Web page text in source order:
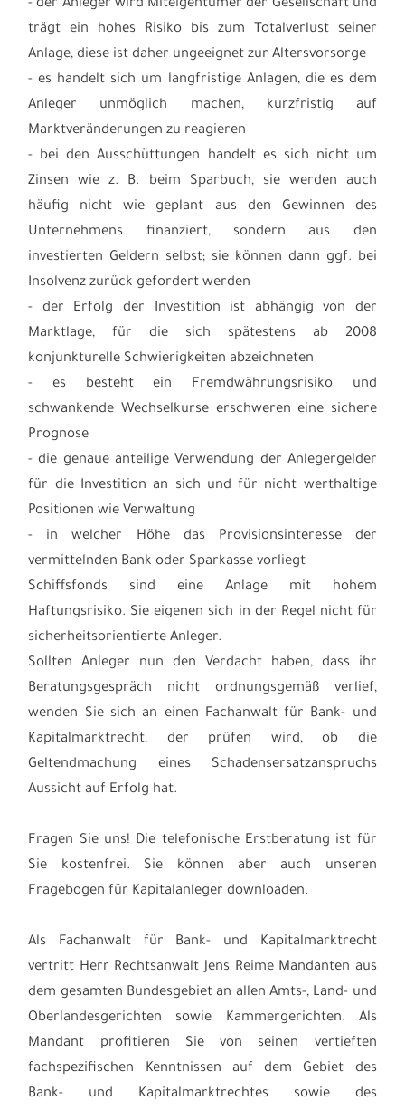
- der Anleger wird Miteigentümer der Gesellschaft und
trägt ein hohes Risiko bis zum Totalverlust seiner
Anlage, diese ist daher ungeeignet zur Altersvorsorge
- es handelt sich um langfristige Anlagen, die es dem
Anleger unmöglich machen, kurzfristig auf
Marktveränderungen zu reagieren
- bei den Ausschüttungen handelt es sich nicht um
Zinsen wie z. B. beim Sparbuch, sie werden auch
häufig nicht wie geplant aus den Gewinnen des
Unternehmens finanziert, sondern aus den
investierten Geldern selbst; sie können dann ggf. bei
Insolvenz zurück gefordert werden
- der Erfolg der Investition ist abhängig von der
Marktlage, für die sich spätestens ab 2008
konjunkturelle Schwierigkeiten abzeichneten
- es besteht ein Fremdwährungsrisiko und
schwankende Wechselkurse erschweren eine sichere
Prognose
- die genaue anteilige Verwendung der Anlegergelder
für die Investition an sich und für nicht werthaltige
Positionen wie Verwaltung
- in welcher Höhe das Provisionsinteresse der
vermittelnden Bank oder Sparkasse vorliegt
Schiffsfonds sind eine Anlage mit hohem
Haftungsrisiko. Sie eigenen sich in der Regel nicht für
sicherheitsorientierte Anleger.
Sollten Anleger nun den Verdacht haben, dass ihr
Beratungsgespräch nicht ordnungsgemäß verlief,
wenden Sie sich an einen Fachanwalt für Bank- und
Kapitalmarktrecht, der prüfen wird, ob die
Geltendmachung eines Schadensersatzanspruchs
Aussicht auf Erfolg hat.
Fragen Sie uns! Die telefonische Erstberatung ist für
Sie kostenfrei. Sie können aber auch unseren
Fragebogen für Kapitalanleger downloaden.
Als Fachanwalt für Bank- und Kapitalmarktrecht
vertritt Herr Rechtsanwalt Jens Reime Mandanten aus
dem gesamten Bundesgebiet an allen Amts-, Land- und
Oberlandesgerichten sowie Kammergerichten. Als
Mandant profitieren Sie von seinen vertieften
fachspezifischen Kenntnissen auf dem Gebiet des
Bank- und Kapitalmarktrechtes sowie des